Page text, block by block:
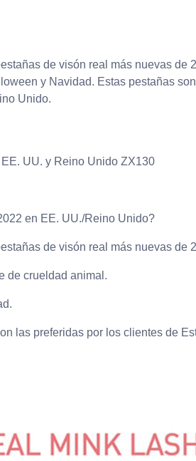
de visón real más nuevas
y Navidad. Estas pestañas
Unido.
UU. y Reino Unido ZX130
en EE. UU./Reino Unido?
de visón real más nuevas de
de crueldad animal.
las preferidas por los clientes de